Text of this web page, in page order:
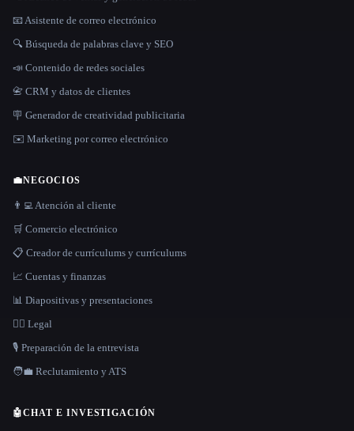
📧 Asistente de correo electrónico
🔍 Búsqueda de palabras clave y SEO
📣 Contenido de redes sociales
📇 CRM y datos de clientes
🪧 Generador de creatividad publicitaria
✉️ Marketing por correo electrónico
💼NEGOCIOS
👨‍💻 Atención al cliente
🛒 Comercio electrónico
📋 Creador de currículums y currículums
📈 Cuentas y finanzas
📊 Diapositivas y presentaciones
👩‍⚖️ Legal
🎙️ Preparación de la entrevista
🧑‍💼 Reclutamiento y ATS
🤖CHAT E INVESTIGACIÓN